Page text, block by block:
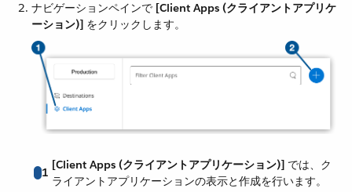
ナビゲーションペインで ​ [Client Apps (クライアントアプリケ
ーション)] ​ をクリックします。
1
[Client Apps (クライアントアプリケーション)] ​ では、ク
ライアントアプリケーションの表示と作成を行います。